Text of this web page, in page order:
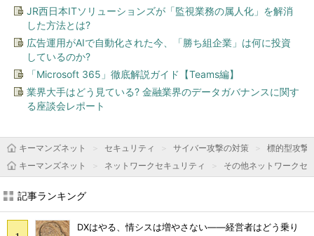
JR西日本ITソリューションズが「監視業務の属人化」を解消
した方法とは?
広告運用がAIで自動化された今、「勝ち組企業」は何に投資
しているのか?
「Microsoft 365」徹底解説ガイド【Teams編】
業界大手はどう見ている? 金融業界のデータガバナンスに関す
る座談会レポート
キーマンズネット セキュリティ サイバー攻撃の対策
標的型攻撃
キーマンズネット
ネットワークセキュリティ その他ネットワークセ
記事ランキング
DXはやる、情シスは増やさない――経営者はどう乗り